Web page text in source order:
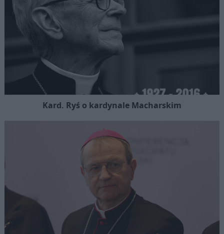
Kard. Ryś o kardynale Macharskim